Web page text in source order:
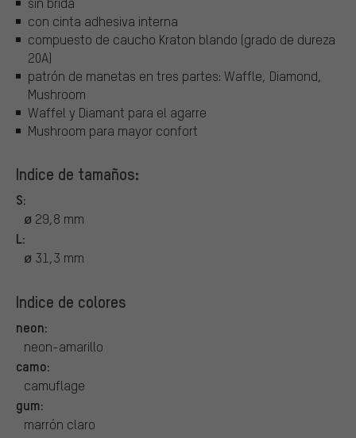
con cinta adhesiva interna
compuesto de caucho Kraton blando (grado de dureza
20A)
patrón de manetas en tres partes: Waffle, Diamond,
Mushroom
Waffel y Diamant para el agarre
Mushroom para mayor confort
Indice de tamaños:
S:
ø 29,8 mm
L:
ø 31,3 mm
Indice de colores
neon:
neon-amarillo
camo:
camuflage
gum:
marrón claro